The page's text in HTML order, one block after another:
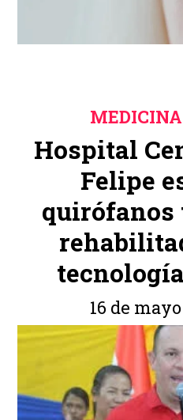
Hospital
Felipe
quirófanos
16 de